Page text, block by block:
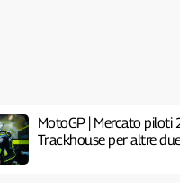
MotoGP | Mercato
Trackhouse per altre